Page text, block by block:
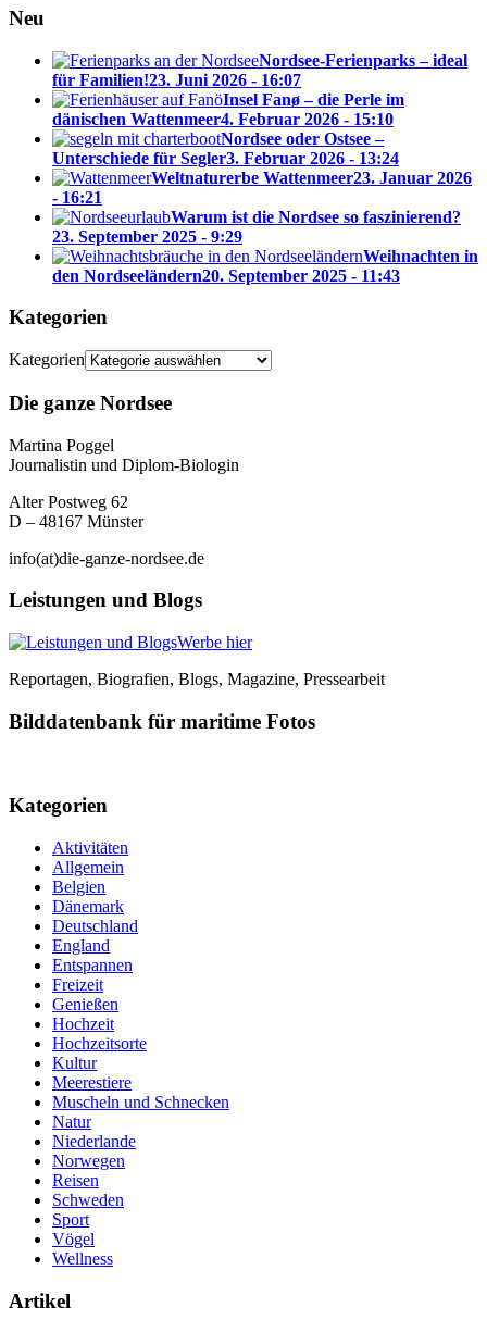
Neu
Nordsee-Ferienparks – ideal
für Familien!23. Juni 2026 - 16:07
Insel Fanø – die Perle im
dänischen Wattenmeer4. Februar 2026 - 15:10
Nordsee oder Ostsee –
Unterschiede für Segler3. Februar 2026 - 13:24
Weltnaturerbe Wattenmeer23. Januar 2026
- 16:21
Warum ist die Nordsee so faszinierend?
23. September 2025 - 9:29
Weihnachten in
den Nordseeländern20. September 2025 - 11:43
Kategorien
Kategorien
Die ganze Nordsee
Martina Poggel
Journalistin und Diplom-Biologin
Alter Postweg 62
D – 48167 Münster
info(at)die-ganze-nordsee.de
Leistungen und Blogs
Werbe hier
Reportagen, Biografien, Blogs, Magazine, Pressearbeit
Bilddatenbank für maritime Fotos
Kategorien
Aktivitäten
Allgemein
Belgien
Dänemark
Deutschland
England
Entspannen
Freizeit
Genießen
Hochzeit
Hochzeitsorte
Kultur
Meerestiere
Muscheln und Schnecken
Natur
Niederlande
Norwegen
Reisen
Schweden
Sport
Vögel
Wellness
Artikel